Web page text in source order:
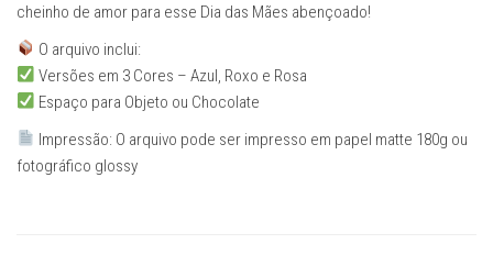
cheinho de amor para esse Dia das Mães abençoado!
O arquivo inclui:
Versões em 3 Cores – Azul, Roxo e Rosa
Espaço para Objeto ou Chocolate
Impressão: O arquivo pode ser impresso em papel matte 180g ou
fotográfico glossy